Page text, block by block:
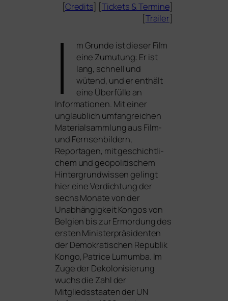
[Credits] [Tickets &Termine]
[Trailer]
I
m Grunde ist die­ser Film
eine Zumutung: Er ist
lang, schnell und
wütend, und er ent­hält
eine Überfülle an
Informationen. Mit einer
unglaub­lich umfang­rei­chen
Materialsammlung aus Film-
und Fernsehbildern,
Reportagen, mit geschicht­li­
chem und geo­po­li­ti­schem
Hintergrundwissen gelingt
hier eine Verdichtung der
sechs Monate von der
Unabhängigkeit Kongos von
Belgien bis zur Ermordung des
ers­ten Ministerpräsidenten
der Demokratischen Republik
Kongo, Patrice Lumumba. Im
Zuge der Dekolonisierung
wuchs die Zahl der
Mitgliedsstaaten der UN